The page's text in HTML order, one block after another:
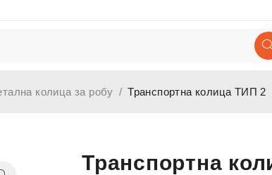
колица за робу / Транспортна колица ТИП 2
Транспортна